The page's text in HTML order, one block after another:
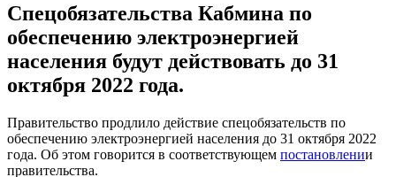
Спецобязательства Кабмина по
обеспечению электроэнергией
населения будут действовать до 31
октября 2022 года.
Правительство продлило действие спецобязательств по
обеспечению электроэнергией населения до 31 октября 2022
года. Об этом говорится в соответствующем постановлении
правительства.